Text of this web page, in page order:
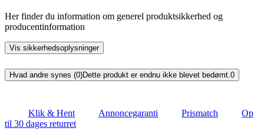
Her finder du information om generel produktsikkerhed og
producentinformation
Vis sikkerhedsoplysninger
Hvad andre synes (0)Dette produkt er endnu ikke blevet bedømt.0
Klik & Hent Annoncegaranti Prismatch
Op
til 30 dages returret